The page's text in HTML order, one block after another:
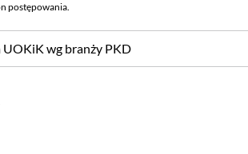
postępowania.
UOKiK wg branży PKD